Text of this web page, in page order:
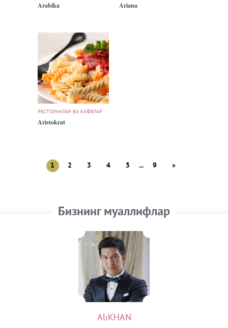
Arabika Ariana
РЕСТОРАНЛАР ВА КАФЕЛАР
Aristokrat
1 2 3 4 5 ... 9 »
Бизнинг муаллифлар
AliKHAN